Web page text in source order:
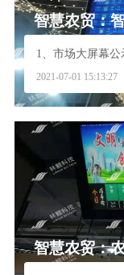
智慧农贸：
1、市场大屏幕
2021-07-01 15:13:27
智慧农贸：